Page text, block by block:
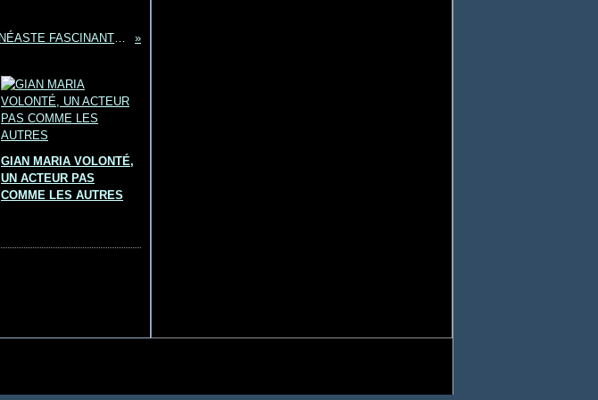
STANLEY KUBRICK, CINÉASTE FASCINANT ET ÉNIGMATIQUE
GIAN MARIA VOLONTÉ,
UN ACTEUR PAS
COMME LES AUTRES